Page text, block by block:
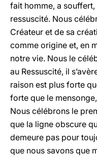
fait homme, a
ressuscité. Nous
Créateur et de sa
comme origine et, en
notre vie. Nous le
au Ressuscité, il
raison est plus forte
forte que le
Nous célébrons le
que la ligne obscure
demeure pas pour
que nous savons que